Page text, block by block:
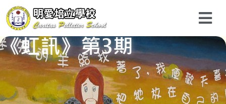
《虹訊》第3期